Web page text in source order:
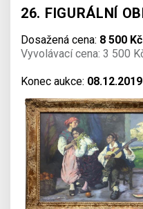
26. FIGURÁLNÍ
Dosažená cena: 8 500 Kč
Vyvolávací cena: 3 500
Konec aukce: